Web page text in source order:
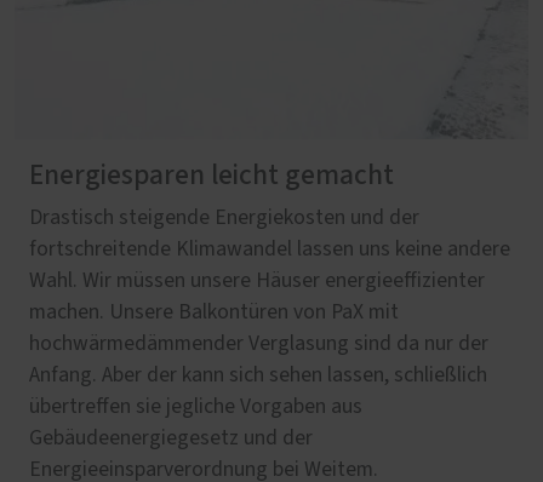
Energiesparen leicht gemacht
Drastisch steigende Energiekosten und der
fortschreitende Klimawandel lassen uns keine andere
Wahl. Wir müssen unsere Häuser energieeffizienter
machen. Unsere Balkontüren von PaX mit
hochwärmedämmender Verglasung sind da nur der
Anfang. Aber der kann sich sehen lassen, schließlich
übertreffen sie jegliche Vorgaben aus
Gebäudeenergiegesetz und der
Energieeinsparverordnung bei Weitem.